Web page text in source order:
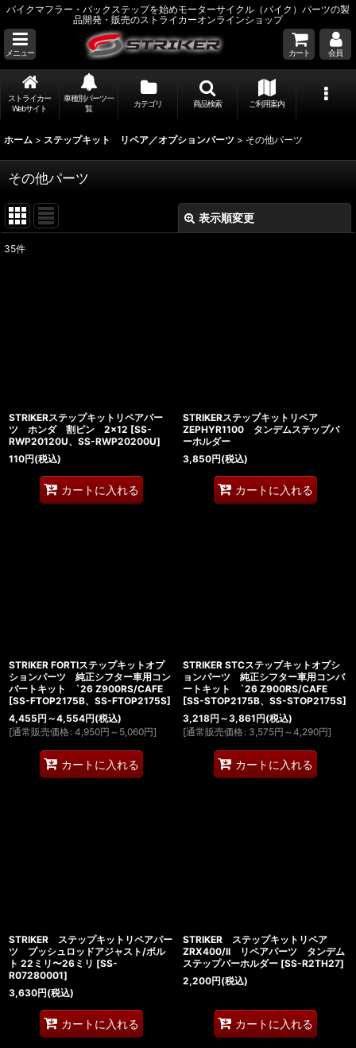
バイクマフラー・バックステップを始めモーターサイクル（バイク）パーツの製
品開発・販売のストライカーオンラインショップ
メニュー カート 会員
ストライカー
Webサイト
車種別パーツ一
覧
カテゴリ 商品検索 ご利用案内
ホーム > ステップキット リペア／オプションパーツ > その他パーツ
その他パーツ
表示順変更
35件
STRIKERステップキットリペアパー
ツ ホンダ 割ピン 2×12 [SS-
RWP20120U、SS-RWP20200U]
110円(税込)
カートに入れる
STRIKERステップキットリペア
ZEPHYR1100 タンデムステップバ
ーホルダー
3,850円(税込)
カートに入れる
STRIKER FORTIステップキットオプ
ションパーツ 純正シフター車用コン
バートキット `26 Z900RS/CAFE
[SS-FTOP2175B、SS-FTOP2175S]
4,455円 ～4,554円(税込)
[通常販売価格 : 4,950円 ～5,060円]
カートに入れる
STRIKER STCステップキットオプシ
ョンパーツ 純正シフター車用コンバ
ートキット `26 Z900RS/CAFE
[SS-STOP2175B、SS-STOP2175S]
3,218円 ～3,861円(税込)
[通常販売価格 : 3,575円 ～4,290円]
カートに入れる
STRIKER ステップキットリペアパー
ツ プッシュロッドアジャスト/ボル
ト 22ミリ〜26ミリ [SS-
R07280001]
3,630円(税込)
カートに入れる
STRIKER ステップキットリペア
ZRX400/II リペアパーツ タンデム
ステップバーホルダー [SS-R2TH27]
2,200円(税込)
カートに入れる